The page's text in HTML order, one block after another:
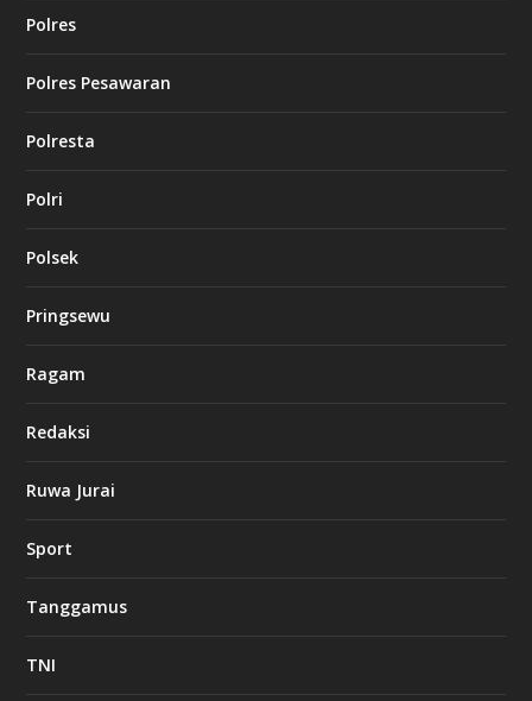
Polres
Polres Pesawaran
Polresta
Polri
Polsek
Pringsewu
Ragam
Redaksi
Ruwa Jurai
Sport
Tanggamus
TNI